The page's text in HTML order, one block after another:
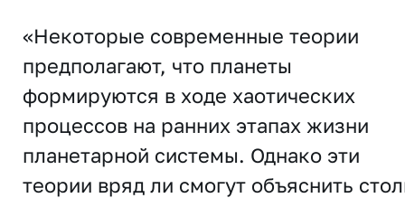
«Некоторые современные теории
предполагают, что планеты
формируются в ходе хаотических
процессов на ранних этапах жизни
планетарной системы. Однако эти
теории вряд ли смогут объяснить